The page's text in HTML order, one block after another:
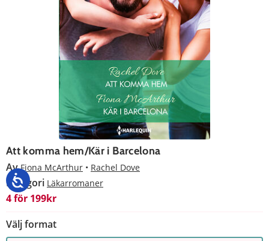
Att komma hem/Kär i Barcelona
AvFiona McArthur Rachel Dove
Kategori Läkarromaner
4 för 199kr
Välj format